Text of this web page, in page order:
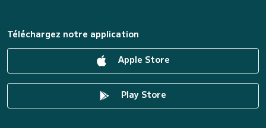
Téléchargez notre application
Apple Store
Play Store